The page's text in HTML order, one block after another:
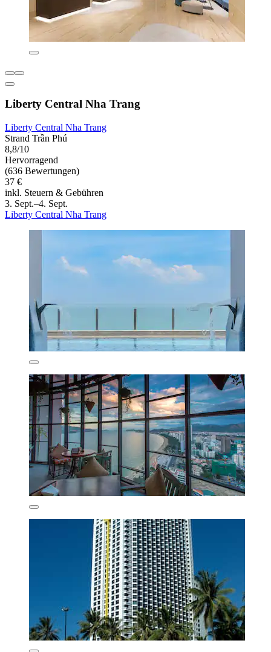
Liberty Central Nha Trang
Liberty Central Nha Trang
Strand Trần Phú
8,8/10
Hervorragend
(636 Bewertungen)
37 €
inkl. Steuern & Gebühren
3. Sept.–4. Sept.
Liberty Central Nha Trang